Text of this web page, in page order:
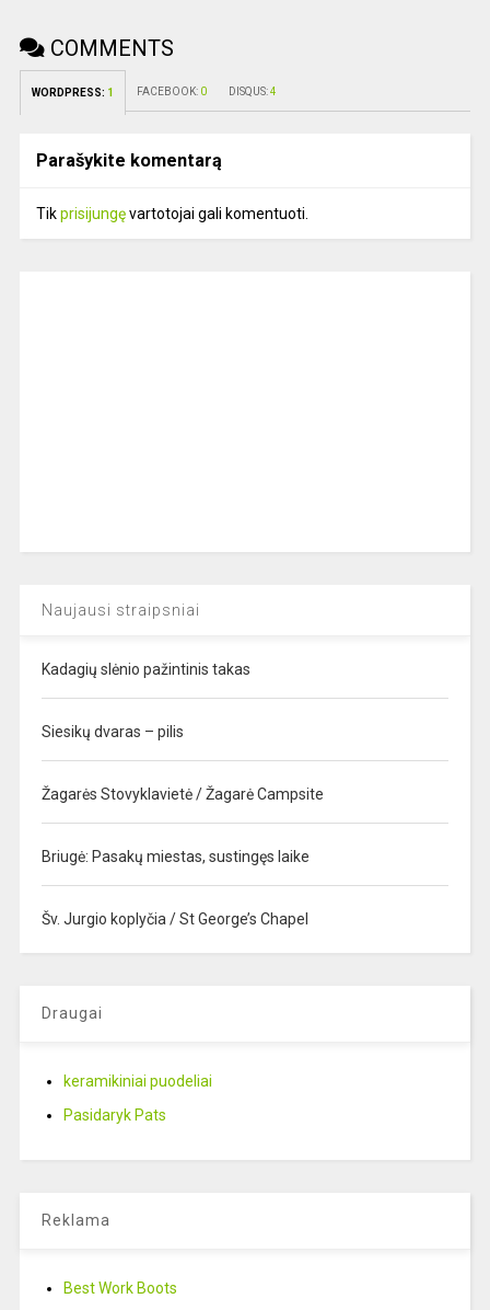
COMMENTS
WORDPRESS: 1 FACEBOOK: 0 DISQUS:4
Parašykite komentarą
Tikprisijungęvartotojai gali komentuoti.
Naujausi straipsniai
Kadagių slėnio pažintinis takas
Siesikų dvaras – pilis
Žagarės Stovyklavietė / Žagarė Campsite
Briugė: Pasakų miestas, sustingęs laike
Šv. Jurgio koplyčia / St George’s Chapel
Draugai
keramikiniai puodeliai
Pasidaryk Pats
Reklama
Best Work Boots